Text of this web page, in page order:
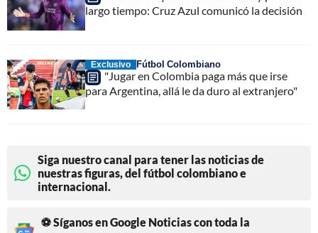
largo tiempo: Cruz Azul comunicó la decisión
Exclusivo Fútbol Colombiano
"Jugar en Colombia paga más que irse
para Argentina, allá le da duro al extranjero"
Siga nuestro canal para tener las noticias de
nuestras figuras, del fútbol colombiano e
internacional.
⚽ Síganos en Google Noticias con toda la